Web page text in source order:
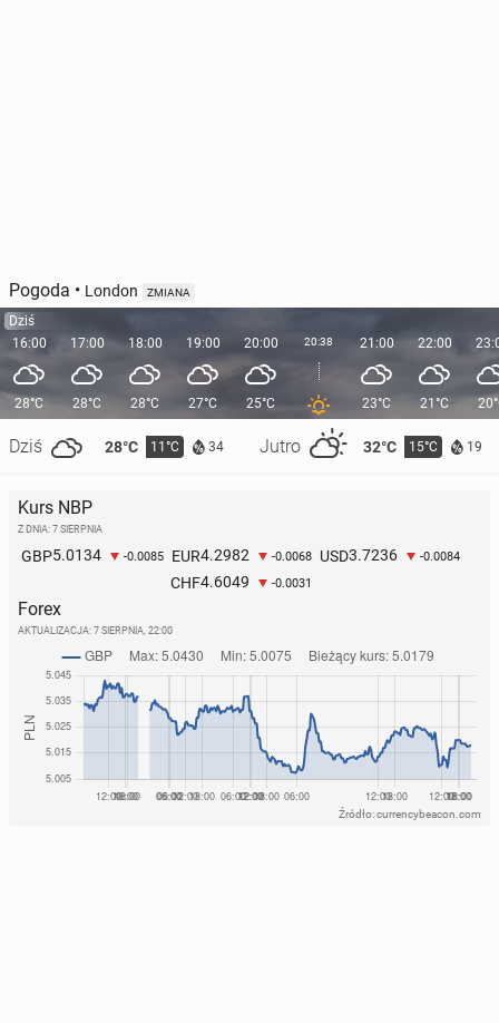
Pogoda • London ZMIANA
Dziś
16:00
28°C
Dziś 28°C 11°C 34 Jutro 32°C 15°C 19
17:00
28°C
18:00
28°C
19:00
27°C
20:00
25°C
20:38 21:00
23°C
22:00
21°C
Kurs NBP
Z DNIA: 7 SIERPNIA
GBP5.0134 -0.0085 EUR4.2982 -0.0068 USD3.7236 -0.0084
CHF4.6049 -0.0031
Forex
AKTUALIZACJA: 7 SIERPNIA, 22:00
Źródło: currencybeacon.com